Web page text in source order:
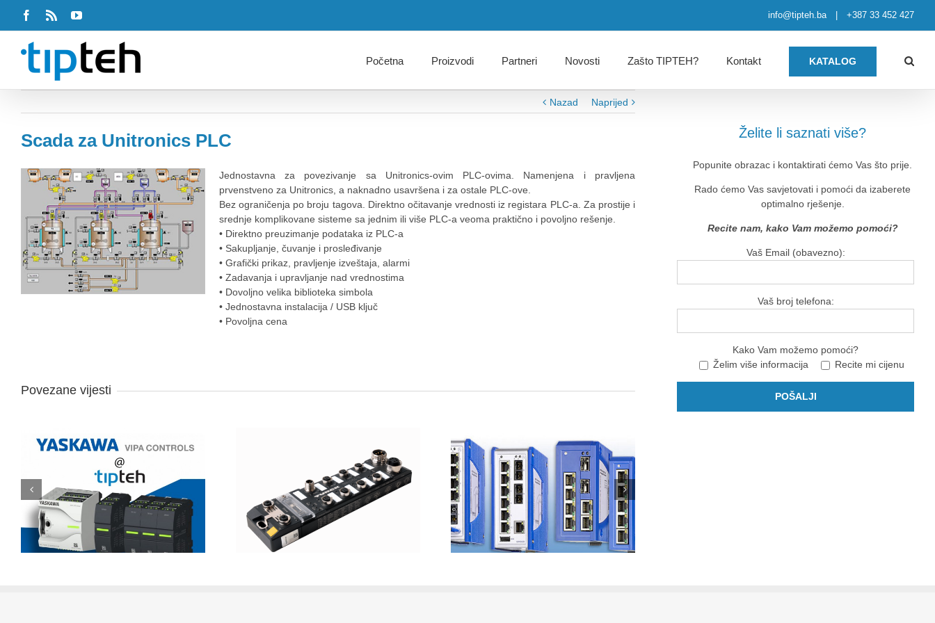
Facebook
Rss Youtube info@tipteh.ba +387 33 452 427
Početna Proizvodi Partneri Novosti Zašto TIPTEH? Kontakt KATALOG
Nazad Naprijed
Scada za Unitronics PLC
Jednostavna za povezivanje sa Unitronics-ovim PLC-ovima. Namenjena i pravljena
prvenstveno za Unitronics, a naknadno usavršena i za ostale PLC-ove.
Bez ograničenja po broju tagova. Direktno očitavanje vrednosti iz registara PLC-a. Za prostije i
srednje komplikovane sisteme sa jednim ili više PLC-a veoma praktično i povoljno rešenje.
• Direktno preuzimanje podataka iz PLC-a
• Sakupljanje, čuvanje i prosleđivanje
• Grafički prikaz, pravljenje izveštaja, alarmi
• Zadavanja i upravljanje nad vrednostima
• Dovoljno velika biblioteka simbola
• Jednostavna instalacija / USB ključ
• Povoljna cena
Povezane vijesti
Želite li saznati više?
Popunite obrazac i kontaktirati ćemo Vas što prije.
Rado ćemo Vas savjetovati i pomoći da izaberete
optimalno rješenje.
Recite nam, kako Vam možemo pomoći?
Vaš Email (obavezno):
Vaš broj telefona:
Kako Vam možemo pomoći?
Želim više informacija
Recite mi cijenu